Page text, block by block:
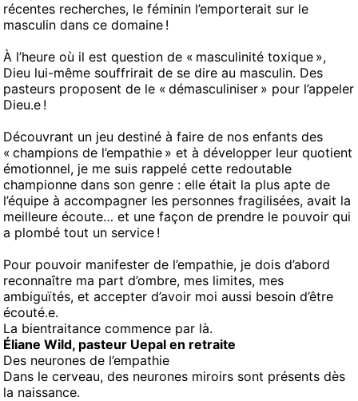
récentes recherches, le féminin l’emporterait sur le
masculin dans ce domaine !
À l’heure où il est question de « masculinité toxique »,
Dieu lui-même souffrirait de se dire au masculin. Des
pasteurs proposent de le « démasculiniser » pour l’appeler
Dieu.e !
Découvrant un jeu destiné à faire de nos enfants des
« champions de l’empathie » et à développer leur quotient
émotionnel, je me suis rappelé cette redoutable
championne dans son genre : elle était la plus apte de
l’équipe à accompagner les personnes fragilisées, avait la
meilleure écoute… et une façon de prendre le pouvoir qui
a plombé tout un service !
Pour pouvoir manifester de l’empathie, je dois d’abord
reconnaître ma part d’ombre, mes limites, mes
ambiguïtés, et accepter d’avoir moi aussi besoin d’être
écouté.e.
La bientraitance commence par là.
Éliane Wild, pasteur Uepal en retraite
Des neurones de l’empathie
Dans le cerveau, des neurones miroirs sont présents dès
la naissance.